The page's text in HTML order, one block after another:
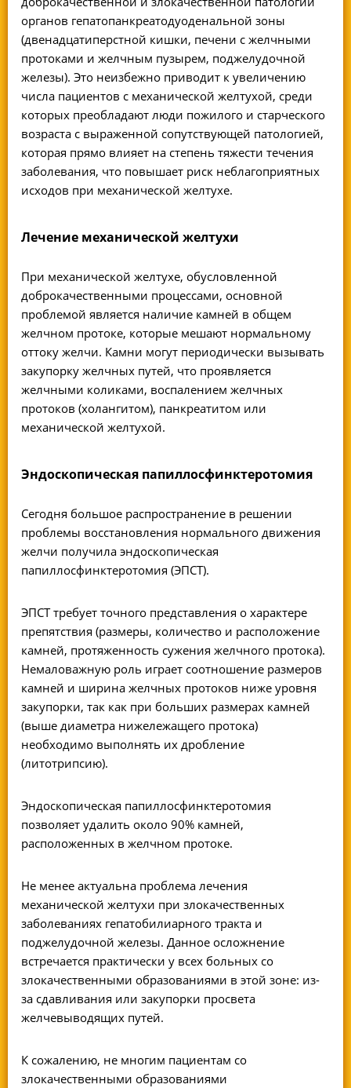
органов гепатопанкреатодуоденальной зоны
(двенадцатиперстной кишки, печени с желчными
протоками и желчным пузырем, поджелудочной
железы). Это неизбежно приводит к увеличению
числа пациентов с механической желтухой, среди
которых преобладают люди пожилого и старческого
возраста с выраженной сопутствующей патологией,
которая прямо влияет на степень тяжести течения
заболевания, что повышает риск неблагоприятных
исходов при механической желтухе.
Лечение механической желтухи
При механической желтухе, обусловленной
доброкачественными процессами, основной
проблемой является наличие камней в общем
желчном протоке, которые мешают нормальному
оттоку желчи. Камни могут периодически вызывать
закупорку желчных путей, что проявляется
желчными коликами, воспалением желчных
протоков (холангитом), панкреатитом или
механической желтухой.
Эндоскопическая папиллосфинктеротомия
Сегодня большое распространение в решении
проблемы восстановления нормального движения
желчи получилаэндоскопическая
папиллосфинктеротомия (ЭПСТ).
ЭПСТ требует точного представления о характере
препятствия (размеры, количество и расположение
камней, протяженность сужения желчного протока).
Немаловажную роль играет соотношение размеров
камней и ширина желчных протоков ниже уровня
закупорки, так как при больших размерах камней
(выше диаметра нижележащего протока)
необходимо выполнять их дробление
(литотрипсию).
Эндоскопическая папиллосфинктеротомия
позволяет удалить около 90% камней,
расположенных в желчном протоке.
Не менее актуальна проблема лечения
механической желтухи при злокачественных
заболеваниях гепатобилиарного тракта и
поджелудочной железы. Данное осложнение
встречается практически у всех больных со
злокачественными образованиями в этой зоне: из-
за сдавливания или закупорки просвета
желчевыводящих путей.
К сожалению, не многим пациентам со
злокачественными образованиями